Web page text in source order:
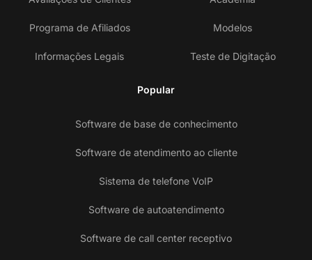
Programa de Afiliados
Informações Legais
Modelos
Teste de Digitação
Popular
Software de base de conhecimento
Software de atendimento ao cliente
Sistema de telefone VoIP
Software de autoatendimento
Software de call center receptivo